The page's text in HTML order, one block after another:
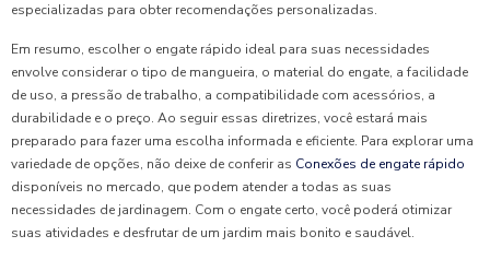
especializadas para obter recomendações personalizadas.
Em resumo, escolher o engate rápido ideal para suas necessidades
envolve considerar o tipo de mangueira, o material do engate, a facilidade
de uso, a pressão de trabalho, a compatibilidade com acessórios, a
durabilidade e o preço. Ao seguir essas diretrizes, você estará mais
preparado para fazer uma escolha informada e eficiente. Para explorar uma
variedade de opções, não deixe de conferir as Conexões de engate rápido
disponíveis no mercado, que podem atender a todas as suas
necessidades de jardinagem. Com o engate certo, você poderá otimizar
suas atividades e desfrutar de um jardim mais bonito e saudável.